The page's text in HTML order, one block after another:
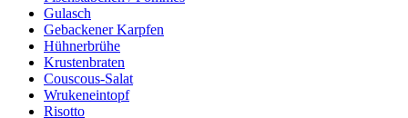
Gulasch
Gebackener Karpfen
Hühnerbrühe
Krustenbraten
Couscous-Salat
Wrukeneintopf
Risotto